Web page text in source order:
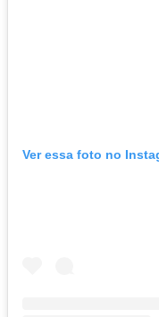
Ver essa foto no